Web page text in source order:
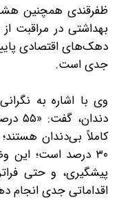
بهداشتی در مراقبت
جدی است.
وی با اشاره به
۳۰ درصد است؛
پیشگیری، و حتی
اقداماتی جدی انجام